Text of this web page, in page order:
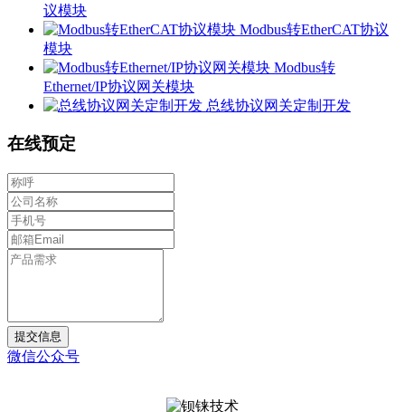
议模块
Modbus转EtherCAT协议
模块
Modbus转
Ethernet/IP协议网关模块
总线协议网关定制开发
在线预定
提交信息
微信公众号